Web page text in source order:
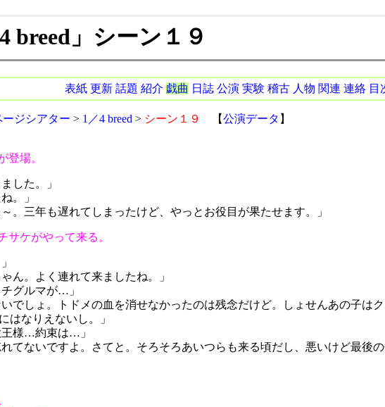
breed」シーン１９
表紙 更新 話題 紹介 戯曲 日誌 公演 実験 稽古 人物 関連 連絡 目
ージシアター > 1／4 breed > シーン１９ 【公演データ 】
登場。
した。」
。」
。三年も遅れてしまったけど、やっとお役目が果たせます。」
サケがやって来る。
ん。よく連れて来ましたね。」
グルマが…」
でしょ。トドメの血を消せなかったのは残念だけど。しょせんあの子はク
はなりえないし。」
様…約束は…」
てないですよ。さてと。そろそろあいつらも来る頃だし、悪いけど最後